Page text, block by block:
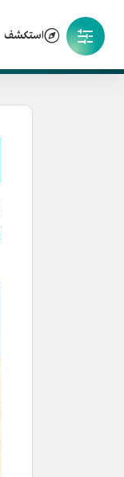
استكشف